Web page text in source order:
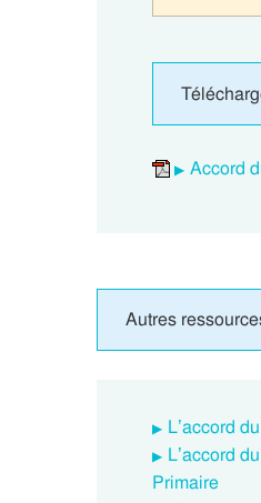
Accord
Autres
L’accord
L’accord
Primaire